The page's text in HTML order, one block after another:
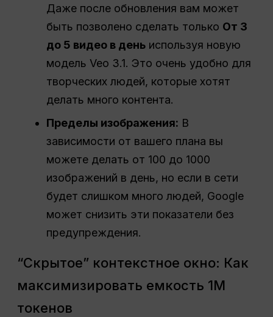
Даже после обновления вам может
быть позволено сделать только От 3
до 5 видео в день используя новую
модель Veo 3.1. Это очень удобно для
творческих людей, которые хотят
делать много контента.
Пределы изображения: В
зависимости от вашего плана вы
можете делать от 100 до 1000
изображений в день, но если в сети
будет слишком много людей, Google
может снизить эти показатели без
предупреждения.
“Скрытое” контекстное окно: Как
максимизировать емкость 1M
токенов